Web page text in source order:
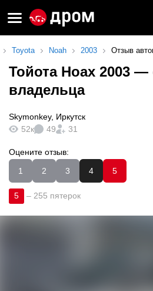
Toyota Noah 2003 Отзыв
Тойота Ноах 2003 —
владельца
Skymonkey, Иркутск
52к
49 31
Оцените отзыв:
1
2 3 4 5
5 – 255 пятерок